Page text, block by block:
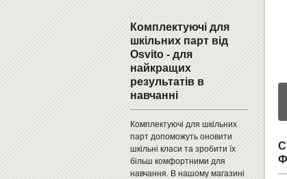
Комплектуючі для
шкільних парт від
Osvito - для
найкращих
результатів в
навчанні
Комплектуючі для шкільних
парт допоможуть оновити
шкільні класи та зробити їх
більш комфортними для
навчання. В нашому магазині